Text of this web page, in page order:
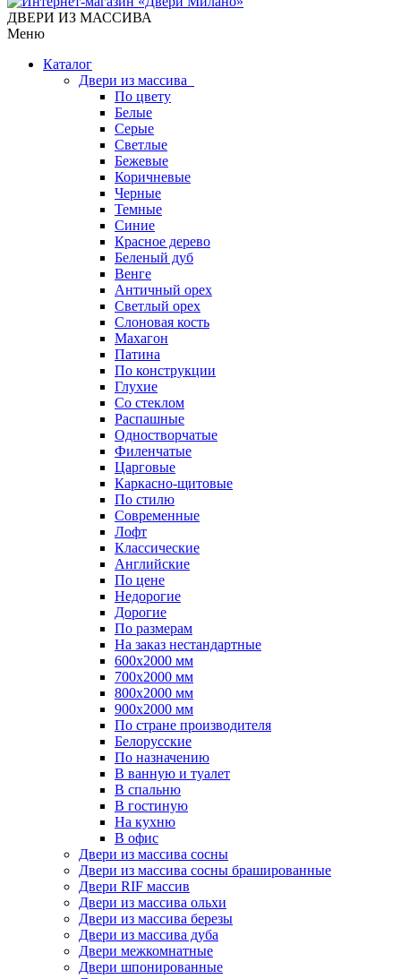
ДВЕРИ ИЗ МАССИВА
Меню
Каталог
Двери из массива
По цвету
Белые
Серые
Светлые
Бежевые
Коричневые
Черные
Темные
Синие
Красное дерево
Беленый дуб
Венге
Античный орех
Светлый орех
Слоновая кость
Махагон
Патина
По конструкции
Глухие
Со стеклом
Распашные
Одностворчатые
Филенчатые
Царговые
Каркасно-щитовые
По стилю
Современные
Лофт
Классические
Английские
По цене
Недорогие
Дорогие
По размерам
На заказ нестандартные
600х2000 мм
700х2000 мм
800х2000 мм
900х2000 мм
По стране производителя
Белорусские
По назначению
В ванную и туалет
В спальню
В гостиную
На кухню
В офис
Двери из массива сосны
Двери из массива сосны брашированные
Двери RIF массив
Двери из массива ольхи
Двери из массива березы
Двери из массива дуба
Двери межкомнатные
Двери шпонированные